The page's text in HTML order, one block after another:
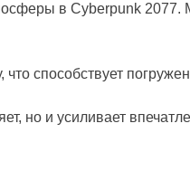
в Cyberpunk
способствует
но и усиливает